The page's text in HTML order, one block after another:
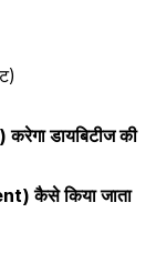
डायबिटीज की
कैसे किया जाता